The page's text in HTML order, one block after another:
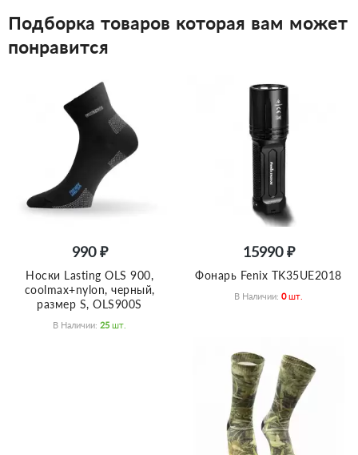
Подборка товаров которая вам может
понравится
990 ₽
Носки Lasting OLS 900,
coolmax+nylon, черный,
размер S, OLS900S
В Наличии: 25 Шт.
15990 ₽
Фонарь Fenix TK35UE2018
В Наличии: 0 Шт.